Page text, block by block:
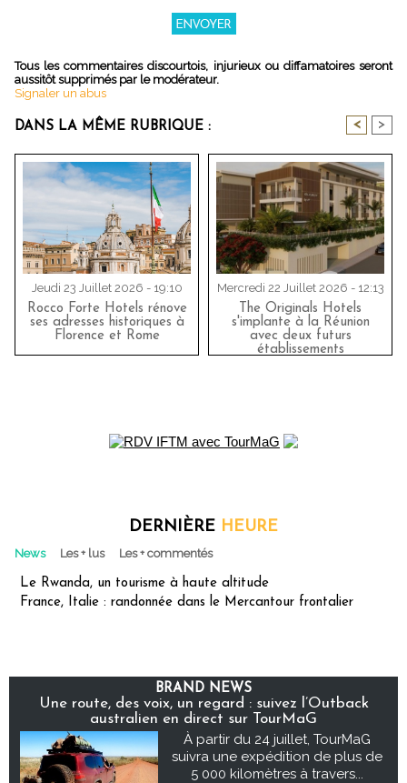
Tous les commentaires discourtois, injurieux ou diffamatoires seront
aussitôt supprimés par le modérateur.
Signaler un abus
DANS LA MÊME RUBRIQUE : < >
Jeudi 23 Juillet 2026 - 19:10
Rocco Forte Hotels rénove
ses adresses historiques à
Florence et Rome
Mercredi 22 Juillet 2026 - 12:13
The Originals Hotels
s'implante à la Réunion
avec deux futurs
établissements
DERNIÈRE HEURE
News Les + lus Les + commentés
Le Rwanda, un tourisme à haute altitude
France, Italie : randonnée dans le Mercantour frontalier
BRAND NEWS
Une route, des voix, un regard : suivez l’Outback
australien en direct sur TourMaG
À partir du 24 juillet, TourMaG
suivra une expédition de plus de
5 000 kilomètres à travers...